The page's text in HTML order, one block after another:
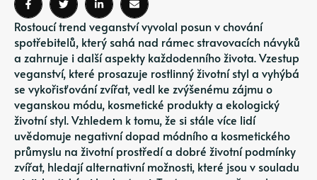
Rostoucí trend veganství vyvolal posun v chování
spotřebitelů, který sahá nad rámec stravovacích návyků
a zahrnuje i další aspekty každodenního života. Vzestup
veganství, které prosazuje rostlinný životní styl a vyhýbá
se vykořisťování zvířat, vedl ke zvýšenému zájmu o
veganskou módu, kosmetické produkty a ekologický
životní styl. Vzhledem k tomu, že si stále více lidí
uvědomuje negativní dopad módního a kosmetického
průmyslu na životní prostředí a dobré životní podmínky
zvířat, hledají alternativní možnosti, které jsou v souladu